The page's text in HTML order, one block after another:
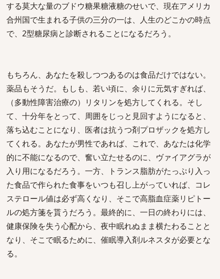
する莫大な量のブドウ糖果糖液糖のせいで、現在アメリカ
合州国で生まれる子供の三分の一は、人生のどこかの時点
で、2型糖尿病と診断されることになるだろう。
もちろん、あなたを殺しつつあるのは食品だけではない。
薬品もそうだ。もしも、若い頃に、余りに元気すぎれば、
（多動性障害治療の）リタリンを処方してくれる。そし
て、十分年をとって、周囲をじっと見回すようになると、
落ち込むことになり、医者は抗うつ剤プロザックを処方し
てくれる。あなたが男性であれば、これで、あなたは化学
的に不能になるので、奮い立たせるのに、ヴァイアグラが
入り用になるだろう。一方、トランス脂肪がたっぷり入っ
た食品で作られた食事をいつも召し上がっていれば、コレ
ステロール値は必ず高くなり、そこで高脂血症薬リピトー
ルの処方箋を貰うだろう。最終的に、一日の終わりには、
健康保険を失う心配から、夜中眠れぬまま横たわることと
なり、そこで眠るために、催眠導入剤ルネスタが必要とな
る。